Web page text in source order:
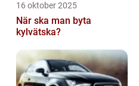
16 oktober 2025
När ska man byta
kylvätska?